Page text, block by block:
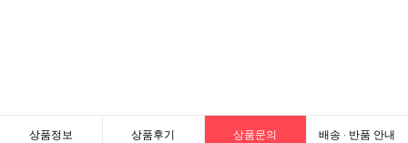
상품정보 상품후기 상품문의 배송 · 반품 안내